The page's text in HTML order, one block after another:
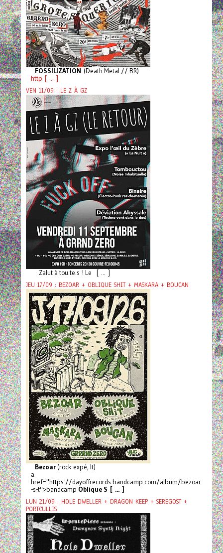
FOSSILIZATION (Death Metal // BR)
http [ ... ]
VEN 11/09 : LE Z À GZ
Zalut à tou.te.s ! Le [ ... ]
JEU 17/09 : BEZOAR + OBLIQUE SHIT + MASKARA + BOUCAN
Bezoar(rock expé, It)
a
href="https://dayoffrecords.bandcamp.com/album/bezoar
-s-t">bandcamp Oblique S [ ... ]
LUN 21/09 : HOLE DWELLER + DRAGON KEEP + SEREGOST +
PORTCULLIS